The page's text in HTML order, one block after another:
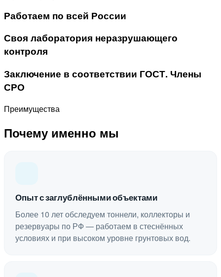
Работаем по всей России
Своя лаборатория неразрушающего
контроля
Заключение в соответствии ГОСТ. Члены
СРО
Преимущества
Почему именно мы
Опыт с заглублёнными объектами
Более 10 лет обследуем тоннели, коллекторы и
резервуары по РФ — работаем в стеснённых
условиях и при высоком уровне грунтовых вод.